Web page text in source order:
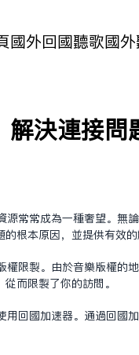
國外回國聽歌國
决连接问
常常成为一种奢望。无
根本原因，并提供有效
限制。由于音乐版权的
而限制了你的访问。
回国加速器。通过回国